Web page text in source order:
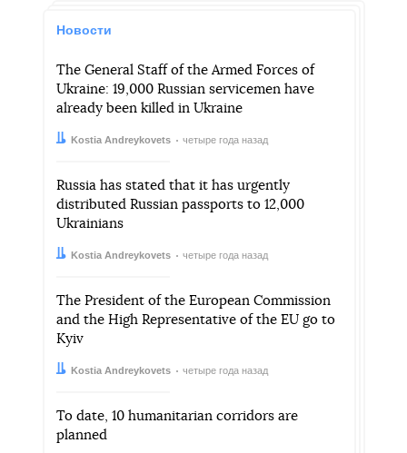
Новости
The General Staff of the Armed Forces of
Ukraine: 19,000 Russian servicemen have
already been killed in Ukraine
Автор:Kostia Andreykovets
Дата: четыре года назад
Russia has stated that it has urgently
distributed Russian passports to 12,000
Ukrainians
Автор:Kostia Andreykovets
Дата: четыре года назад
The President of the European Commission
and the High Representative of the EU go to
Kyiv
Автор:Kostia Andreykovets
Дата: четыре года назад
To date, 10 humanitarian corridors are
planned